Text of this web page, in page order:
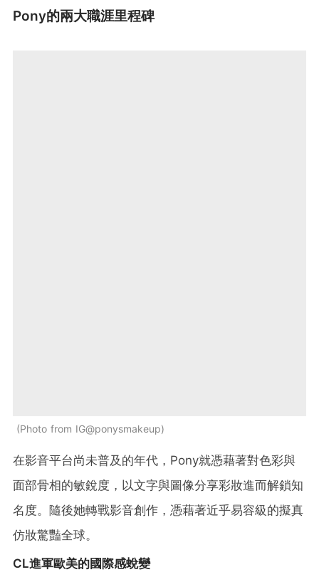
Pony的兩大職涯里程碑
Photo from IG@ponysmakeup
在影音平台尚未普及的年代，Pony就憑藉著對色彩與
面部骨相的敏銳度，以文字與圖像分享彩妝進而解鎖知
名度。隨後她轉戰影音創作，憑藉著近乎易容級的擬真
仿妝驚豔全球。
CL進軍歐美的國際感蛻變